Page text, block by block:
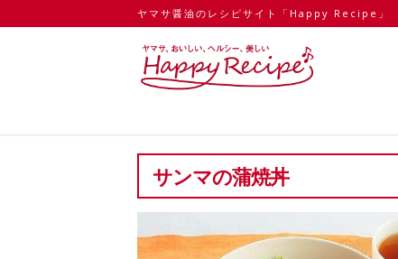
ヤマサ醤油のレシピサイト「Happy Recipe」
サンマの蒲焼丼